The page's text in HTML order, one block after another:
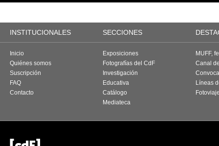
INSTITUCIONALES SECCIONES
Inicio
Quiénes somos
Suscripción
FAQ
Contacto
Exposiciones
Fotografías del CdF
Investigación
Educativa
Catálogo
Mediateca
MUFF,
Canal
Líneas